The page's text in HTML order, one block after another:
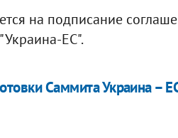
на подписание
ЕС".
Саммита Украина –